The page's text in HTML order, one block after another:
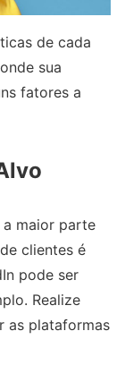
de cada
sua
fatores a
a maior parte
clientes é
pode ser
Realize
as plataformas